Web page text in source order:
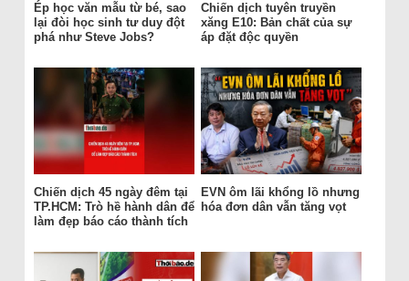
Ép học văn mẫu từ bé, sao
lại đòi học sinh tư duy đột
phá như Steve Jobs?
Chiến dịch tuyên truyền
xăng E10: Bản chất của sự
áp đặt độc quyền
Chiến dịch 45 ngày đêm tại
TP.HCM: Trò hề hành dân để
làm đẹp báo cáo thành tích
EVN ôm lãi khổng lồ nhưng
hóa đơn dân vẫn tăng vọt